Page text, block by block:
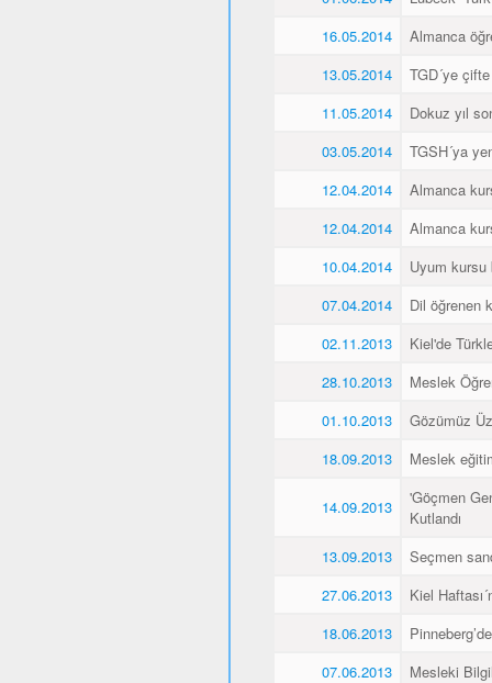
16.05.2014
Almanca
13.05.2014
TGD´ye
11.05.2014
Dokuz yıl
03.05.2014
TGSH´ya
12.04.2014
Almanca
12.04.2014
Almanca
10.04.2014
Uyum kursu
07.04.2014
Dil öğrenen
02.11.2013
Kiel'de
28.10.2013
Meslek
01.10.2013
Gözümüz
18.09.2013
Meslek
14.09.2013
'Göçmen
Kutlandı
13.09.2013
Seçmen
27.06.2013
Kiel
18.06.2013
07.06.2013
Mesleki